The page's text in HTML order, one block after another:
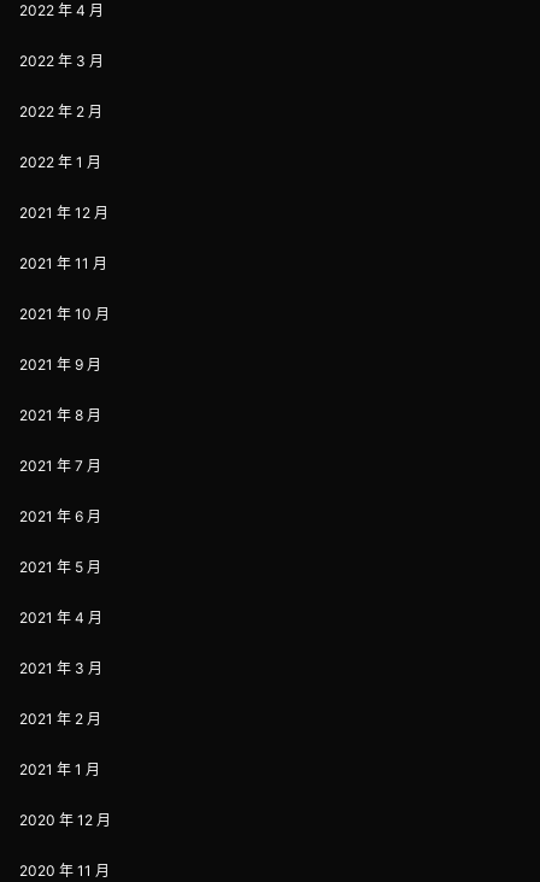
2022 年 4 月
2022 年 3 月
2022 年 2 月
2022 年 1 月
2021 年 12 月
2021 年 11 月
2021 年 10 月
2021 年 9 月
2021 年 8 月
2021 年 7 月
2021 年 6 月
2021 年 5 月
2021 年 4 月
2021 年 3 月
2021 年 2 月
2021 年 1 月
2020 年 12 月
2020 年 11 月